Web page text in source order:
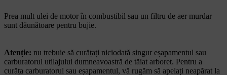
Prea mult ulei de motor în combustibil sau un filtru de aer murdar
sunt dăunătoare pentru bujie.
Atenție: nu trebuie să curățați niciodată singur eșapamentul sau
carburatorul utilajului dumneavoastră de tăiat arboret. Pentru a
curăța carburatorul sau eșapamentul, vă rugăm să apelați neapărat la